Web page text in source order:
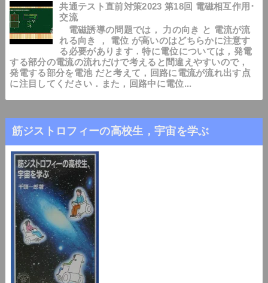
共通テスト直前対策2023 第18回 電磁相互作用･
交流
電磁誘導の問題では， 力の向き と 電流が流
れる向き ， 電位 が高いのはどちらかに注意す
る必要があります．特に電位については，発電
する部分の電流の流れだけで考えると間違えやすいので，
発電する部分を電池 だと考えて，回路に電流が流れ出す点
に注目してください．また，回路中に電位...
筋ジストロフィーの高校生，宇宙を学ぶ